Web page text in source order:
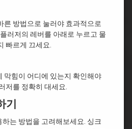
른 방법으로 눌러야 효과적으로
러저의 레버를 아래로 누르고 물
빠르게 끄세요.
막힘이 어디에 있는지 확인해야
저를 정확히 대세요.
기
는 방법을 고려해보세요. 싱크